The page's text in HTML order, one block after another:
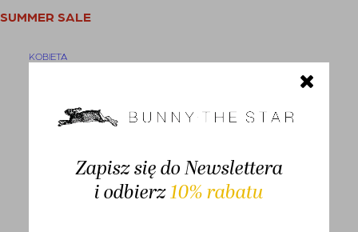
Zapisz się do Newslettera
i odbierz10% rabatu
SUMMER SALE
KOBIETA
Bluzy
Koszule